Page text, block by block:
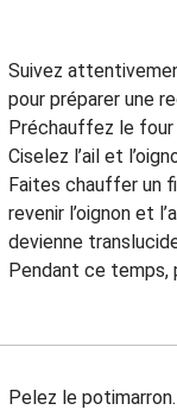
Suivez
pour préparer une
Préchauffez le four
Ciselez l’ail et
Faites chauffer un
revenir l’oignon et
devienne
Pendant ce temps,
Pelez le